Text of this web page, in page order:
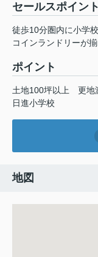
セールスポイント
徒歩10分圏内に小学
コインランドリーが
ポイント
土地100坪以上 更地
日進小学校
地図